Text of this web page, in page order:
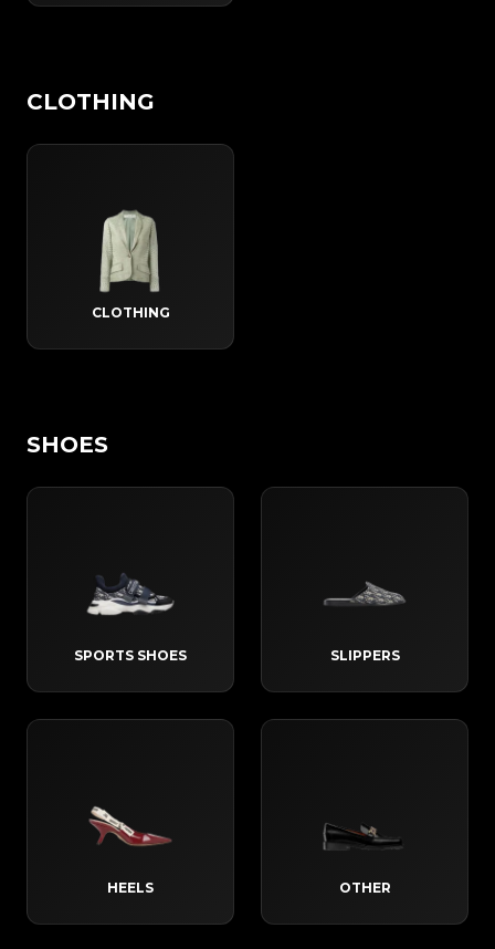
CLOTHING
CLOTHING
SHOES
SPORTS SHOES SLIPPERS
HEELS OTHER